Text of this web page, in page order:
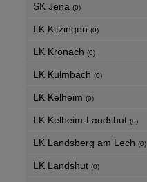
SK Jena (0)
LK Kitzingen (0)
LK Kronach (0)
LK Kulmbach (0)
LK Kelheim (0)
LK Kelheim-Landshut (0)
LK Landsberg am Lech (0)
LK Landshut (0)